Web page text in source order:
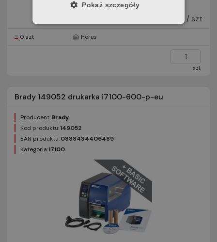
brutto / szt
0 szt Horus
szt
Brady 149052 drukarka i7100-600-p-eu
Producent:Brady
Kod produktu:149052
EAN produktu:0888434406489
Kategoria:I7100
Pokaż szczegóły